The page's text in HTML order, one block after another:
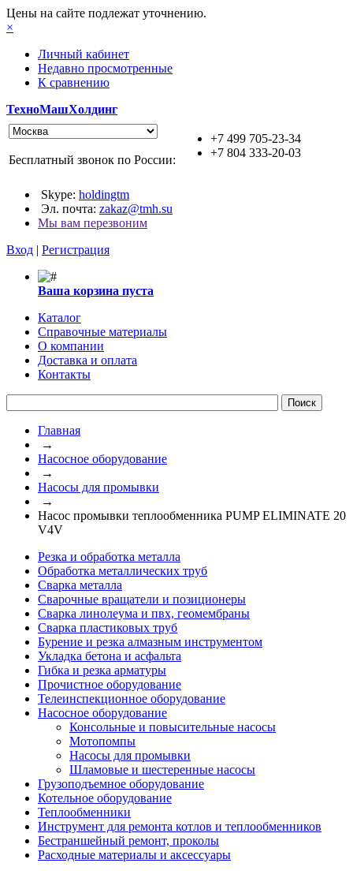
Цены на сайте подлежат уточнению.
×
Личный кабинет
Недавно просмотренные
К сравнению
ТехноМашХолдинг
+7 499 705-23-34
+7 804 333-20-03
Бесплатный звонок по России:
Skype: holdingtm
Эл. почта: zakaz@tmh.su
Мы вам перезвоним
Вход | Регистрация
Ваша корзина пуста
Каталог
Справочные материалы
О компании
Доставка и оплата
Контакты
Главная
→
Насосное оборудование
→
Насосы для промывки
→
Насос промывки теплообменника PUMP ELIMINATE 20
V4V
Резка и обработка металла
Обработка металлических труб
Сварка металла
Сварочные вращатели и позиционеры
Сварка линолеума и пвх, геомембраны
Сварка пластиковых труб
Бурение и резка алмазным инструментом
Укладка бетона и асфальта
Гибка и резка арматуры
Прочистное оборудование
Телеинспекционное оборудование
Насосное оборудование
Консольные и повысительные насосы
Мотопомпы
Насосы для промывки
Шламовые и шестеренные насосы
Грузоподъемное оборудование
Котельное оборудование
Теплообменники
Инструмент для ремонта котлов и теплообменников
Бестраншейный ремонт, проколы
Расходные материалы и аксессуары